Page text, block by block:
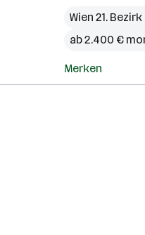
Wien 21.
ab 2.400 €
Merken